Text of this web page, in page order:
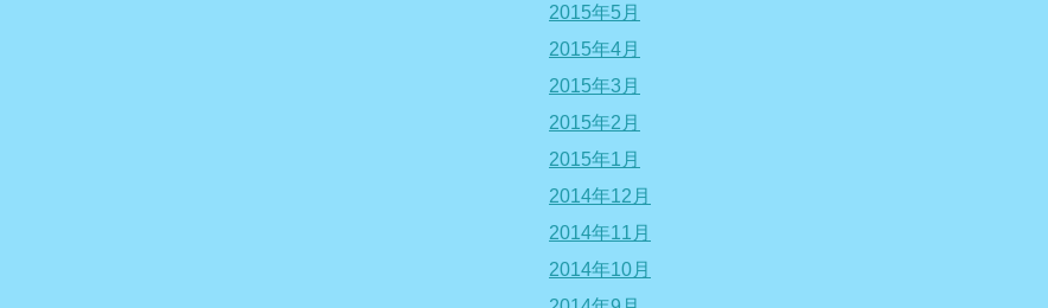
2015年5月
2015年4月
2015年3月
2015年2月
2015年1月
2014年12月
2014年11月
2014年10月